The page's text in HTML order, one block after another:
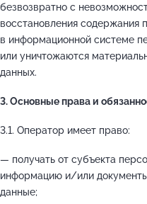
безвозвратно с
восстановления содержания
в информационной системе
или уничтожаются
данных.
3. Основные права и
3.1. Оператор имеет право:
— получать от субъекта
информацию и/или
данные;